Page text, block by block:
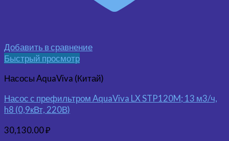
Добавить в сравнение
Быстрый просмотр
Насосы AquaViva (Китай)
Насос с префильтром AquaViva LX STP120M; 13 м3/ч,
h8 (0,9кВт, 220В)
30,130.00₽